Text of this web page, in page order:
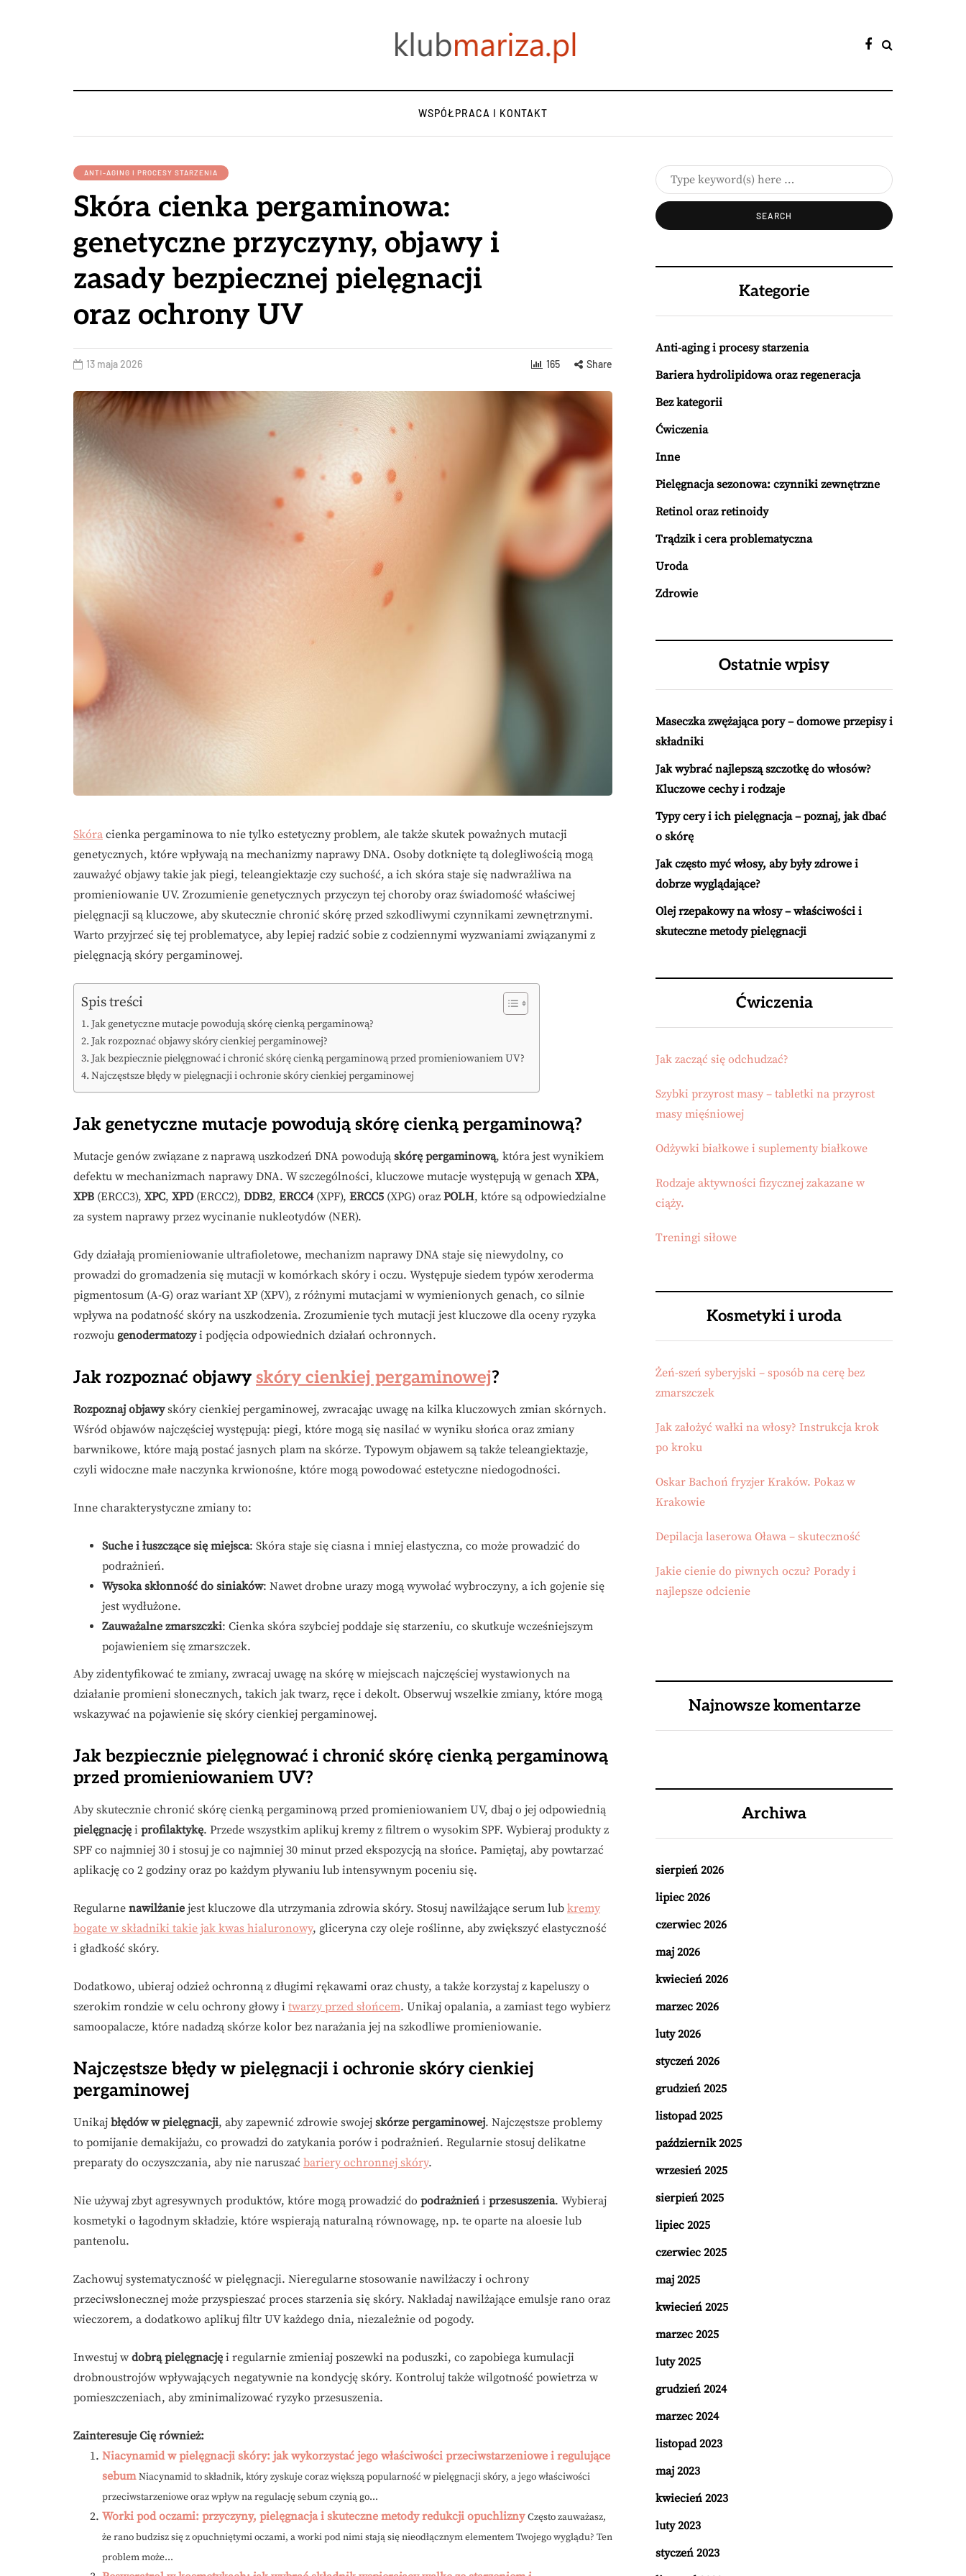
WSPÓŁPRACA I KONTAKT
ANTI-AGING I PROCESY STARZENIA
Skóra cienka pergaminowa:
genetyczne przyczyny, objawy i
zasady bezpiecznej pielęgnacji
oraz ochrony UV
13 maja 2026 165 Share
Skóra cienka pergaminowa to nie tylko estetyczny problem, ale także skutek poważnych mutacji
genetycznych, które wpływają na mechanizmy naprawy DNA. Osoby dotknięte tą dolegliwością mogą
zauważyć objawy takie jak piegi, teleangiektazje czy suchość, a ich skóra staje się nadwrażliwa na
promieniowanie UV. Zrozumienie genetycznych przyczyn tej choroby oraz świadomość właściwej
pielęgnacji są kluczowe, aby skutecznie chronić skórę przed szkodliwymi czynnikami zewnętrznymi.
Warto przyjrzeć się tej problematyce, aby lepiej radzić sobie z codziennymi wyzwaniami związanymi z
pielęgnacją skóry pergaminowej.
Spis treści
Jak genetyczne mutacje powodują skórę cienką pergaminową?
Jak rozpoznać objawy skóry cienkiej pergaminowej?
Jak bezpiecznie pielęgnować i chronić skórę cienką pergaminową przed promieniowaniem UV?
Najczęstsze błędy w pielęgnacji i ochronie skóry cienkiej pergaminowej
Jak genetyczne mutacje powodują skórę cienką pergaminową?
Mutacje genów związane z naprawą uszkodzeń DNA powodują skórę pergaminową, która jest wynikiem
defektu w mechanizmach naprawy DNA. W szczególności, kluczowe mutacje występują w genach XPA,
XPB (ERCC3), XPC, XPD(ERCC2), DDB2, ERCC4(XPF), ERCC5 (XPG) oraz POLH, które są odpowiedzialne
za system naprawy przez wycinanie nukleotydów (NER).
Gdy działają promieniowanie ultrafioletowe, mechanizm naprawy DNA staje się niewydolny, co
prowadzi do gromadzenia się mutacji w komórkach skóry i oczu. Występuje siedem typów xeroderma
pigmentosum (A-G) oraz wariant XP (XPV), z różnymi mutacjami w wymienionych genach, co silnie
wpływa na podatność skóry na uszkodzenia. Zrozumienie tych mutacji jest kluczowe dla oceny ryzyka
rozwoju genodermatozyi podjęcia odpowiednich działań ochronnych.
Jak rozpoznać objawy skóry cienkiej pergaminowej?
Rozpoznaj objawyskóry cienkiej pergaminowej, zwracając uwagę na kilka kluczowych zmian skórnych.
Wśród objawów najczęściej występują: piegi, które mogą się nasilać w wyniku słońca oraz zmiany
barwnikowe, które mają postać jasnych plam na skórze. Typowym objawem są także teleangiektazje,
czyli widoczne małe naczynka krwionośne, które mogą powodować estetyczne niedogodności.
Inne charakterystyczne zmiany to:
Suche i łuszczące się miejsca: Skóra staje się ciasna i mniej elastyczna, co może prowadzić do
podrażnień.
Wysoka skłonność do siniaków: Nawet drobne urazy mogą wywołać wybroczyny, a ich gojenie się
jest wydłużone.
Zauważalne zmarszczki: Cienka skóra szybciej poddaje się starzeniu, co skutkuje wcześniejszym
pojawieniem się zmarszczek.
Aby zidentyfikować te zmiany, zwracaj uwagę na skórę w miejscach najczęściej wystawionych na
działanie promieni słonecznych, takich jak twarz, ręce i dekolt. Obserwuj wszelkie zmiany, które mogą
wskazywać na pojawienie się skóry cienkiej pergaminowej.
Jak bezpiecznie pielęgnować i chronić skórę cienką pergaminową
przed promieniowaniem UV?
Aby skutecznie chronić skórę cienką pergaminową przed promieniowaniem UV, dbaj o jej odpowiednią
pielęgnację i profilaktykę. Przede wszystkim aplikuj kremy z filtrem o wysokim SPF. Wybieraj produkty z
SPF co najmniej 30 i stosuj je co najmniej 30 minut przed ekspozycją na słońce. Pamiętaj, aby powtarzać
aplikację co 2 godziny oraz po każdym pływaniu lub intensywnym poceniu się.
Regularne nawilżanie jest kluczowe dla utrzymania zdrowia skóry. Stosuj nawilżające serum lub kremy
bogate w składniki takie jak kwas hialuronowy, gliceryna czy oleje roślinne, aby zwiększyć elastyczność
i gładkość skóry.
Dodatkowo, ubieraj odzież ochronną z długimi rękawami oraz chusty, a także korzystaj z kapeluszy o
szerokim rondzie w celu ochrony głowy i twarzy przed słońcem. Unikaj opalania, a zamiast tego wybierz
samoopalacze, które nadadzą skórze kolor bez narażania jej na szkodliwe promieniowanie.
Najczęstsze błędy w pielęgnacji i ochronie skóry cienkiej
pergaminowej
Unikaj błędów w pielęgnacji, aby zapewnić zdrowie swojej skórze pergaminowej. Najczęstsze problemy
to pomijanie demakijażu, co prowadzi do zatykania porów i podrażnień. Regularnie stosuj delikatne
preparaty do oczyszczania, aby nie naruszać bariery ochronnej skóry.
Nie używaj zbyt agresywnych produktów, które mogą prowadzić do podrażnień i przesuszenia. Wybieraj
kosmetyki o łagodnym składzie, które wspierają naturalną równowagę, np. te oparte na aloesie lub
pantenolu.
Zachowuj systematyczność w pielęgnacji. Nieregularne stosowanie nawilżaczy i ochrony
przeciwsłonecznej może przyspieszać proces starzenia się skóry. Nakładaj nawilżające emulsje rano oraz
wieczorem, a dodatkowo aplikuj filtr UV każdego dnia, niezależnie od pogody.
Inwestuj w dobrą pielęgnację i regularnie zmieniaj poszewki na poduszki, co zapobiega kumulacji
drobnoustrojów wpływających negatywnie na kondycję skóry. Kontroluj także wilgotność powietrza w
pomieszczeniach, aby zminimalizować ryzyko przesuszenia.
Zainteresuje Cię również:
Niacynamid w pielęgnacji skóry: jak wykorzystać jego właściwości przeciwstarzeniowe i regulujące
sebum Niacynamid to składnik, który zyskuje coraz większą popularność w pielęgnacji skóry, a jego właściwości
przeciwstarzeniowe oraz wpływ na regulację sebum czynią go...
Worki pod oczami: przyczyny, pielęgnacja i skuteczne metody redukcji opuchlizny Często zauważasz,
że rano budzisz się z opuchniętymi oczami, a worki pod nimi stają się nieodłącznym elementem Twojego wyglądu? Ten
problem może...
Kategorie
Anti-aging i procesy starzenia
Bariera hydrolipidowa oraz regeneracja
Bez kategorii
Ćwiczenia
Inne
Pielęgnacja sezonowa: czynniki zewnętrzne
Retinol oraz retinoidy
Trądzik i cera problematyczna
Uroda
Zdrowie
Ostatnie wpisy
Maseczka zwężająca pory – domowe przepisy i
składniki
Jak wybrać najlepszą szczotkę do włosów?
Kluczowe cechy i rodzaje
Typy cery i ich pielęgnacja – poznaj, jak dbać
o skórę
Jak często myć włosy, aby były zdrowe i
dobrze wyglądające?
Olej rzepakowy na włosy – właściwości i
skuteczne metody pielęgnacji
Ćwiczenia
Jak zacząć się odchudzać?
Szybki przyrost masy – tabletki na przyrost
masy mięśniowej
Odżywki białkowe i suplementy białkowe
Rodzaje aktywności fizycznej zakazane w
ciąży.
Treningi siłowe
Kosmetyki i uroda
Żeń-szeń syberyjski – sposób na cerę bez
zmarszczek
Jak założyć wałki na włosy? Instrukcja krok
po kroku
Oskar Bachoń fryzjer Kraków. Pokaz w
Krakowie
Depilacja laserowa Oława – skuteczność
Jakie cienie do piwnych oczu? Porady i
najlepsze odcienie
Najnowsze komentarze
Archiwa
sierpień 2026
lipiec 2026
czerwiec 2026
maj 2026
kwiecień 2026
marzec 2026
luty 2026
styczeń 2026
grudzień 2025
listopad 2025
październik 2025
wrzesień 2025
sierpień 2025
lipiec 2025
czerwiec 2025
maj 2025
kwiecień 2025
marzec 2025
luty 2025
grudzień 2024
marzec 2024
listopad 2023
maj 2023
kwiecień 2023
luty 2023
styczeń 2023